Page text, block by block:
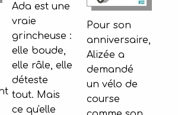
Ada est une
vraie
grincheuse :
elle boude,
elle râle, elle
déteste
tout. Mais
ce qu'elle
Pour son
anniversaire,
Alizée a
demandé
un vélo de
course